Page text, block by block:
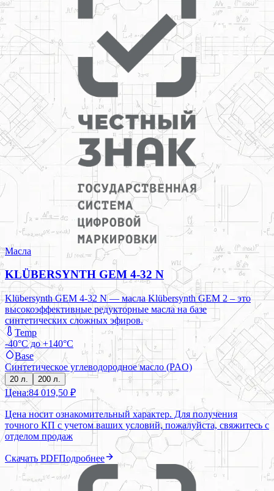
Масла
KLÜBERSYNTH GEM 4-32 N
Klübersynth GEM 4-32 N — масла Klübersynth GEM 2 – это
высокоэффективные редукторные масла на базе
синтетических сложных эфиров.
Temp
-40°C до +140°C
Base
Синтетическое углеводородное масло (PAO)
20 л. 200 л.
Цена:84 019,50 ₽
Цена носит ознакомительный характер. Для получения
точного КП с учетом ваших условий, пожалуйста, свяжитесь с
отделом продаж
Скачать PDFПодробнее